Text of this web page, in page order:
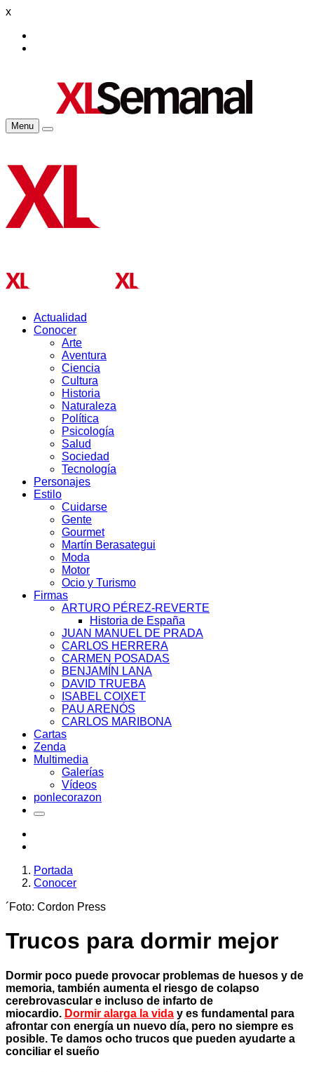
x
Menu
Actualidad
Conocer
Arte
Aventura
Ciencia
Cultura
Historia
Naturaleza
Política
Psicología
Salud
Sociedad
Tecnología
Personajes
Estilo
Cuidarse
Gente
Gourmet
Martín Berasategui
Moda
Motor
Ocio y Turismo
Firmas
ARTURO PÉREZ-REVERTE
Historia de España
JUAN MANUEL DE PRADA
CARLOS HERRERA
CARMEN POSADAS
BENJAMÍN LANA
DAVID TRUEBA
ISABEL COIXET
PAU ARENÓS
CARLOS MARIBONA
Cartas
Zenda
Multimedia
Galerías
Vídeos
ponlecorazon
Portada
Conocer
´Foto: Cordon Press
Trucos para dormir mejor
Dormir poco puede provocar problemas de huesos y de
memoria, también aumenta el riesgo de colapso
cerebrovascular e incluso de infarto de
miocardio. Dormir alarga la vida y es fundamental para
afrontar con energía un nuevo día, pero no siempre es
posible. Te damos ocho trucos que pueden ayudarte a
conciliar el sueño